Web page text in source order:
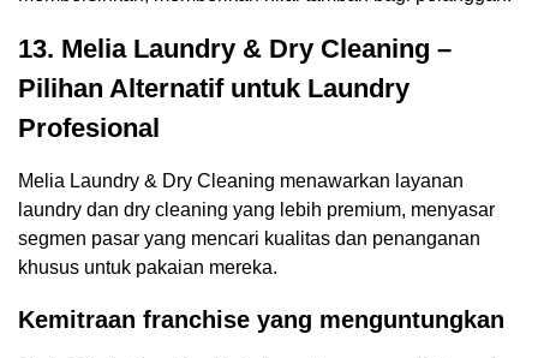
13. Melia Laundry & Dry Cleaning –
Pilihan Alternatif untuk Laundry
Profesional
Melia Laundry & Dry Cleaning menawarkan layanan
laundry dan dry cleaning yang lebih premium, menyasar
segmen pasar yang mencari kualitas dan penanganan
khusus untuk pakaian mereka.
Kemitraan franchise yang menguntungkan